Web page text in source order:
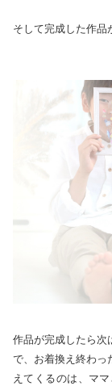
そして完成した作品
作品が完成したら次
で、お着換え終わっ
えてくるのは、マ